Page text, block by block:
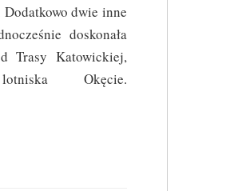
Dodatkowo dwie inne
doskonała
Trasy Katowickiej,
Okęcie.